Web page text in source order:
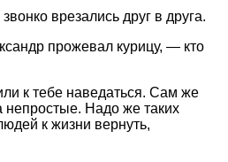
врезались друг в друга.
прожевал курицу, — кто
к тебе наведаться. Сам же
непростые. Надо же таких
к жизни вернуть,